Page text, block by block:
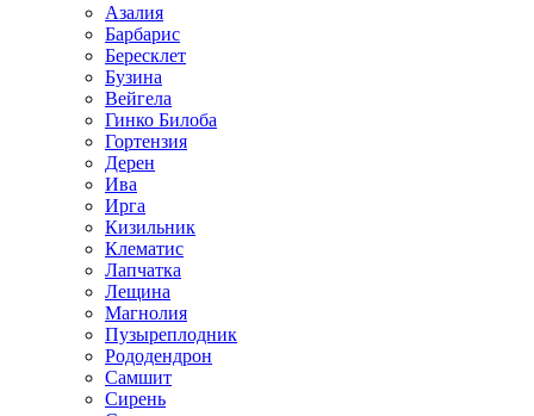
Азалия
Барбарис
Бересклет
Бузина
Вейгела
Гинко Билоба
Гортензия
Дерен
Ива
Ирга
Кизильник
Клематис
Лапчатка
Лещина
Магнолия
Пузыреплодник
Рододендрон
Самшит
Сирень